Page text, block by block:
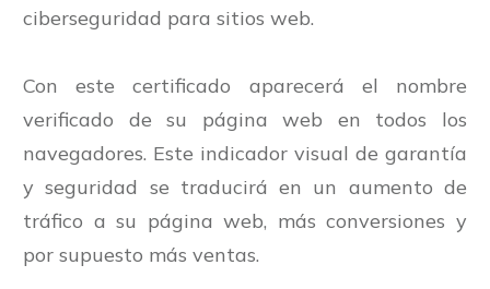
ciberseguridad para sitios web.
Con este certificado aparecerá el nombre
verificado de su página web en todos los
navegadores. Este indicador visual de garantía
y seguridad se traducirá en un aumento de
tráfico a su página web, más conversiones y
por supuesto más ventas.